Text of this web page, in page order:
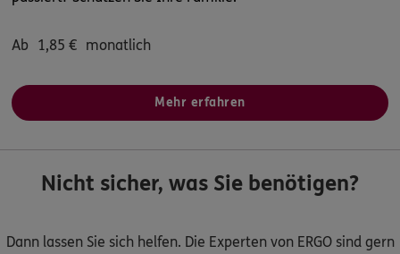
Ab 1,85 € monatlich
Mehr erfahren
Nicht sicher, was Sie benötigen?
Dann lassen Sie sich helfen. Die Experten von ERGO sind gern